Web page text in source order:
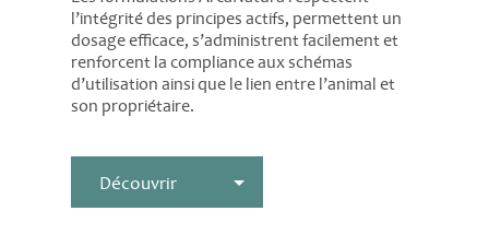
l’intégrité des principes actifs, permettent un
dosage efficace, s’administrent facilement et
renforcent la compliance aux schémas
d’utilisation ainsi que le lien entre l’animal et
son propriétaire.